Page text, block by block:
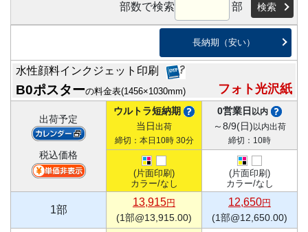
部数で検索 部 検索
長納期（安い）
水性顔料インクジェット印刷
B0ポスターの料金表(1456×1030mm) フォト光沢紙
出荷予定
税込価格
ウルトラ短納期
当日出荷
締切：本日10時 30分
0営業日 以内
～8/9(日) 以内出荷
締切：10時
(片面印刷)
カラー/なし
(片面印刷)
カラー/なし
1部
13,915円
(1部@13,915.00)
12,650円
(1部@12,650.00)